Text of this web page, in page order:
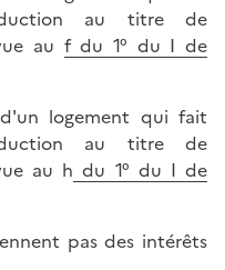
au titre de
au f du 1° du I de
logement qui fait
au titre de
au h du 1° du I de
pas des intérêts